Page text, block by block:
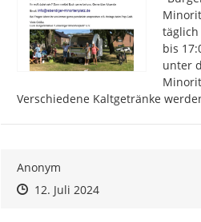
bis
unter
Verschiedene Kaltgetränke
Anonym
Zeitpunkt des Erstellens
Zeitpunkt des Erstellens
12. Juli 2024Zur Äußerung